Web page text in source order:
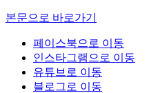
본문으로 바로가기
페이스북으로 이동
인스타그램으로 이동
유튜브로 이동
블로그로 이동